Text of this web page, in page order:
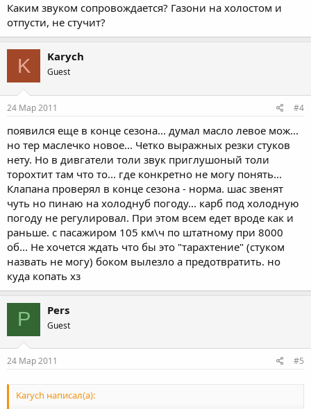
Каким звуком сопровождается? Газони на холостом и
отпусти, не стучит?
K Karych
Guest
24 Мар 2011 #4
появился еще в конце сезона... думал масло левое мож...
но тер маслечко новое... Четко выражных резки стуков
нету. Но в дивгатели толи звук приглушоный толи
торохтит там что то... где конкретно не могу понять...
Клапана проверял в конце сезона - норма. шас звенят
чуть но пинаю на холоднуб погоду... карб под холодную
погоду не регулировал. При этом всем едет вроде как и
раньше. с пасажиром 105 км\ч по штатному при 8000
об... Не хочется ждать что бы это "тарахтение" (стуком
назвать не могу) боком вылезло а предотвратить. но
куда копать хз
P Pers
Guest
24 Мар 2011 #5
Karych написал(а):